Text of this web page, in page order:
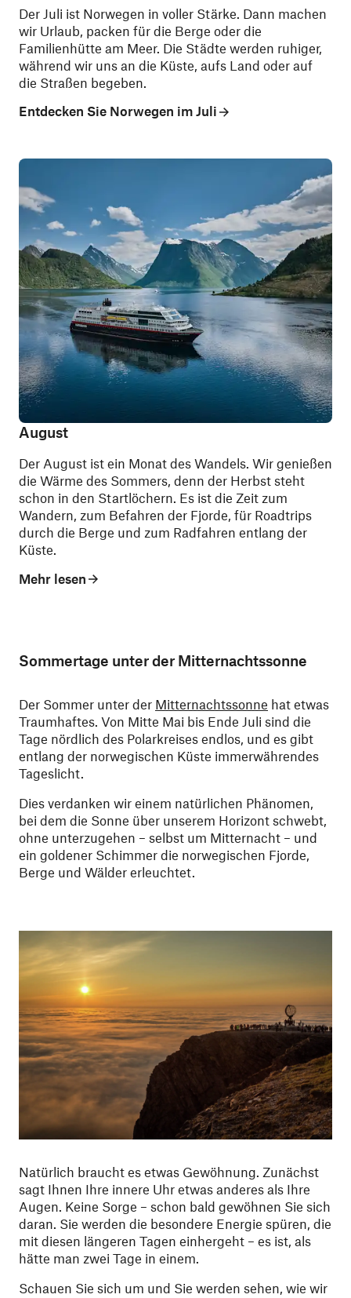
Der Juli ist Norwegen in voller Stärke. Dann machen
wir Urlaub, packen für die Berge oder die
Familienhütte am Meer. Die Städte werden ruhiger,
während wir uns an die Küste, aufs Land oder auf
die Straßen begeben.
Entdecken Sie Norwegen im Juli
August
Der August ist ein Monat des Wandels. Wir genießen
die Wärme des Sommers, denn der Herbst steht
schon in den Startlöchern. Es ist die Zeit zum
Wandern, zum Befahren der Fjorde, für Roadtrips
durch die Berge und zum Radfahren entlang der
Küste.
Mehr lesen
Sommertage unter der Mitternachtssonne
Der Sommer unter der Mitternachtssonne hat etwas
Traumhaftes. Von Mitte Mai bis Ende Juli sind die
Tage nördlich des Polarkreises endlos, und es gibt
entlang der norwegischen Küste immerwährendes
Tageslicht.
Dies verdanken wir einem natürlichen Phänomen,
bei dem die Sonne über unserem Horizont schwebt,
ohne unterzugehen – selbst um Mitternacht – und
ein goldener Schimmer die norwegischen Fjorde,
Berge und Wälder erleuchtet.
Natürlich braucht es etwas Gewöhnung. Zunächst
sagt Ihnen Ihre innere Uhr etwas anderes als Ihre
Augen. Keine Sorge – schon bald gewöhnen Sie sich
daran. Sie werden die besondere Energie spüren, die
mit diesen längeren Tagen einhergeht – es ist, als
hätte man zwei Tage in einem.
Schauen Sie sich um und Sie werden sehen, wie wir